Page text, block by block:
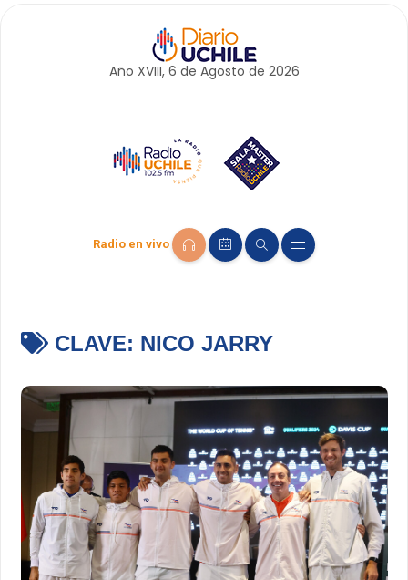
Año XVIII, 6 de Agosto de 2026
Radio en vivo
CLAVE: NICO JARRY